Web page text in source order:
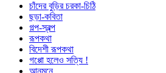
চাঁদের বুড়ির চরকা-চিঠি
ছড়া-কবিতা
গল্প-স্বল্প
রূপকথা
বিদেশী রূপকথা
গপ্পো হলেও সত্যি !